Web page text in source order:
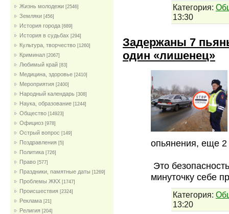
Жизнь молодежи [2546]
Земляки [456]
История города [689]
История в судьбах [294]
Культура, творчество [1260]
Криминал [2067]
Любимый край [83]
Медицина, здоровье [2410]
Мероприятия [2400]
Народный календарь [308]
Наука, образование [1244]
Общество [14923]
Официоз [978]
Острый вопрос [149]
Поздравления [5]
Политика [726]
Право [577]
Праздники, памятные даты [1269]
Проблемы ЖКХ [1747]
Проиcшествия [2324]
Реклама [21]
Религия [204]
Категория:
13:30
Задержаны 7
один «лишенец»
опьянения, еще
Это
минуточку себе
Категория:
13:20